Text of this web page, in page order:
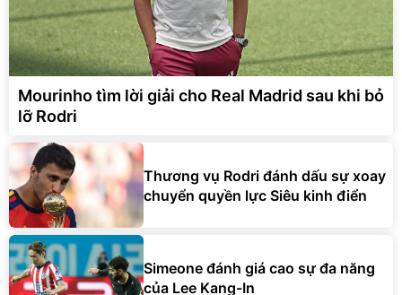
Mourinho tìm lời giải cho Real Madrid sau khi bỏ
lỡ Rodri
Thương vụ Rodri đánh dấu sự xoay
chuyển quyền lực Siêu kinh điển
Simeone đánh giá cao sự đa năng
của Lee Kang-In